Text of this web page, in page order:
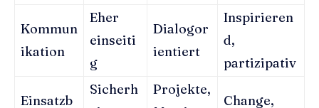
Kommun
ikation
Eher
einseiti
g
Dialogor
ientiert
Inspirieren
d,
partizipativ
Einsatzb
Sicherh
Projekte,
Change,